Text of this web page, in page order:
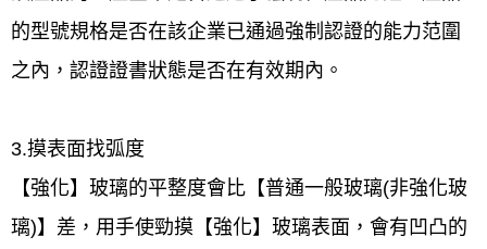
的型號規格是否在該企業已通過強制認證的能力范圍
之內，認證證書狀態是否在有效期內。
3.摸表面找弧度
【強化】玻璃的平整度會比【普通一般玻璃(非強化玻
璃)】差，用手使勁摸【強化】玻璃表面，會有凹凸的